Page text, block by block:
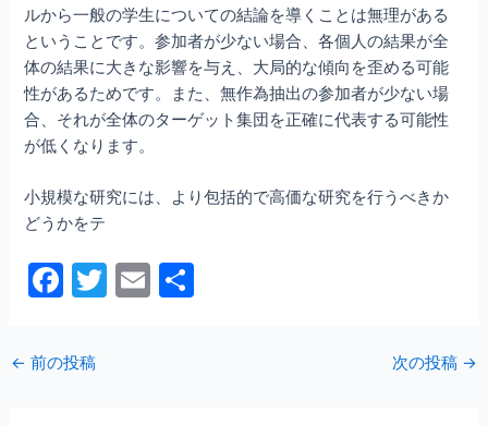
ルから一般の学生についての結論を導くことは無理がある
ということです。参加者が少ない場合、各個人の結果が全
体の結果に大きな影響を与え、大局的な傾向を歪める可能
性があるためです。また、無作為抽出の参加者が少ない場
合、それが全体のターゲット集団を正確に代表する可能性
が低くなります。
小規模な研究には、より包括的で高価な研究を行うべきか
どうかをテ
F
c
e
T
E
← 前の投稿 次の投稿 →